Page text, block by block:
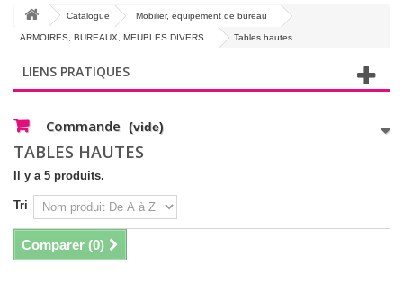
Catalogue Mobilier, équipement de bureau
ARMOIRES, BUREAUX, MEUBLES DIVERS Tables hautes
LIENS PRATIQUES
Commande (vide)
TABLES HAUTES
Il y a 5 produits.
Tri
Comparer (0)